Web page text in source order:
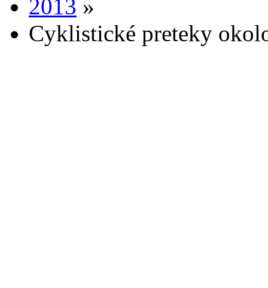
2013 »
Cyklistické preteky